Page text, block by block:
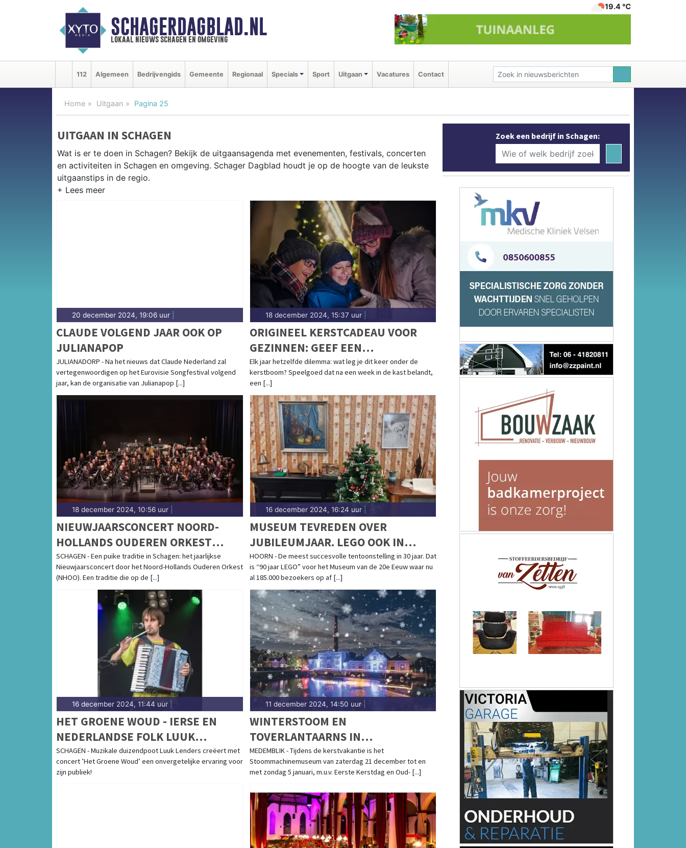
SCHAGERDAGBLAD.NL
lokaal nieuws schagen en omgeving
19.4 ℃
112 Algemeen Bedrijvengids Gemeente Regionaal Specials Sport Uitgaan Vacatures Contact
Home Uitgaan Pagina 25
UITGAAN IN SCHAGEN
Wat is er te doen in Schagen? Bekijk de uitgaansagenda met evenementen, festivals, concerten
en activiteiten in Schagen en omgeving. Schager Dagblad houdt je op de hoogte van de leukste
uitgaanstips in de regio.
Van markten en culturele evenementen tot muziekfestivals en culinaire events - ontdek het
20 december 2024, 19:06 uur
CLAUDE VOLGEND JAAR OOK OP
JULIANAPOP
JULIANADORP - Na het nieuws dat Claude Nederland zal
vertegenwoordigen op het Eurovisie Songfestival volgend
jaar, kan de organisatie van Julianapop [...]
18 december 2024, 15:37 uur|
ORIGINEEL KERSTCADEAU VOOR
GEZINNEN: GEEF EEN
AVONTUURLIJKE CITYGAME
CADEAU!
Elk jaar hetzelfde dilemma: wat leg je dit keer onder de
kerstboom? Speelgoed dat na een week in de kast belandt,
een [...]
18 december 2024, 10:56 uur
NIEUWJAARSCONCERT NOORD-
HOLLANDS OUDEREN ORKEST
TRADITIONEEL IN DE AULA REGIUS
COLLEGE
SCHAGEN - Een puike traditie in Schagen: het jaarlijkse
Nieuwjaarsconcert door het Noord-Hollands Ouderen Orkest
(NHOO). Een traditie die op de [...]
16 december 2024, 16:24 uur|
MUSEUM TEVREDEN OVER
JUBILEUMJAAR. LEGO OOK IN
KERSTVAKANTIE NOG SUCCES
HOORN - De meest succesvolle tentoonstelling in 30 jaar. Dat
is “90 jaar LEGO” voor het Museum van de 20e Eeuw waar nu
al 185.000 bezoekers op af [...]
16 december 2024, 11:44 uur
HET GROENE WOUD - IERSE EN
NEDERLANDSE FOLK LUUK
LENDERS
SCHAGEN - Muzikale duizendpoot Luuk Lenders creëert met
concert ’Het Groene Woud’ een onvergetelijke ervaring voor
zijn publiek!
11 december 2024, 14:50 uur|
WINTERSTOOM EN
TOVERLANTAARNS IN
STOOMMACHINEMUSEUM
MEDEMBLIK - Tijdens de kerstvakantie is het
Stoommachinemuseum van zaterdag 21 december tot en
met zondag 5 januari, m.u.v. Eerste Kerstdag en Oud- [...]
Zoek een bedrijf in Schagen: